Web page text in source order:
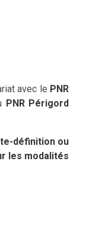
avec le PNR
PNR Périgord
définition ou
les modalités